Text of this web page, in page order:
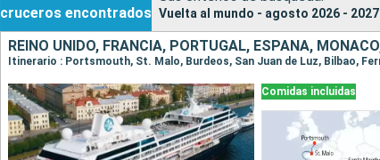
cruceros encontrados Vuelta al mundo - agosto 2026 - 2027
Comidas incluidas